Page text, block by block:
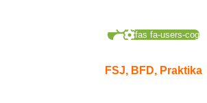
fas fa-users-cog
FSJ, BFD, Praktika